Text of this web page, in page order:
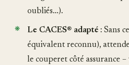
oubliés…).
Le CACES® adapté : Sans
équivalent reconnu),
le couperet côté assurance –